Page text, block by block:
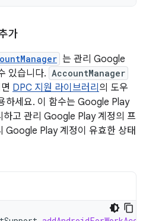
가
는 관리 Google
있습니다. AccountManager
DPC 지원 라이브러리 의 도우
하세요. 이 함수는 Google Play
하고 관리 Google Play 계정의 프
Google Play 계정이 유효한 상태